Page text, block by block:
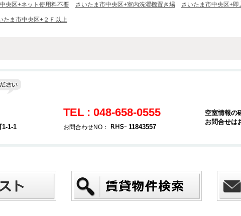
央区+ネット使用料不要 さいたま市中央区+室内洗濯機置き場 さいたま市中央区+即
たま市中央区+２Ｆ以上
1-1
TEL : 048-658-0555
お問合わせNO： 11843557
空室情報の
お問合せは